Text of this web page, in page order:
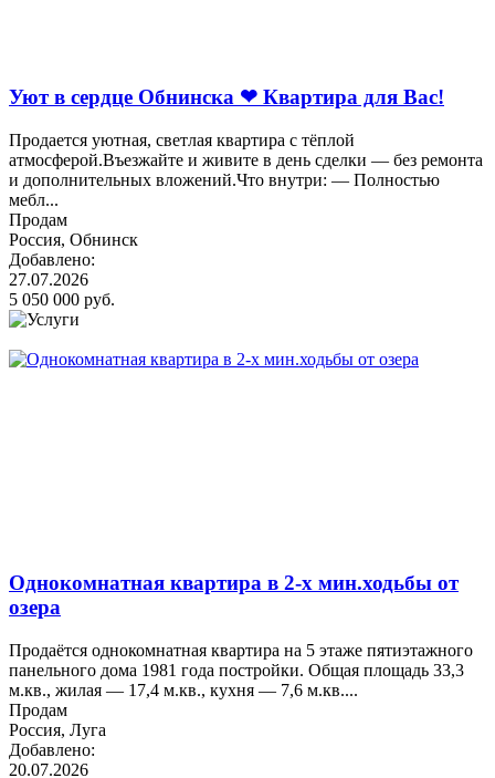
Уют в сердце Обнинска ❤ Квартира для Вас!
Продается уютная, светлая квартира с тёплой
атмосферой.Въезжайте и живите в день сделки — без ремонта
и дополнительных вложений.Что внутри: — Полностью
мебл...
Продам
Россия, Обнинск
Добавлено:
27.07.2026
5 050 000 руб.
Однокомнатная квартира в 2-х мин.ходьбы от
озера
Продаётся однокомнатная квартира на 5 этаже пятиэтажного
панельного дома 1981 года постройки. Общая площадь 33,3
м.кв., жилая — 17,4 м.кв., кухня — 7,6 м.кв....
Продам
Россия, Луга
Добавлено:
20.07.2026